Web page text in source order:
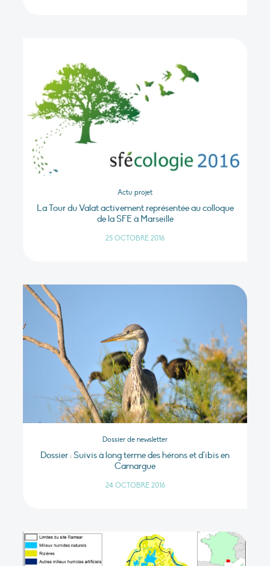
Actu projet
La Tour du Valat activement représentée au colloque
de la SFE à Marseille
25 OCTOBRE 2016
Dossier de newsletter
Dossier : Suivis à long terme des hérons et d’ibis en
Camargue
24 OCTOBRE 2016